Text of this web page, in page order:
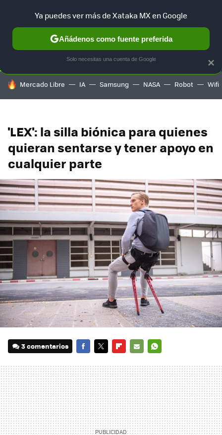
SELECCIÓN GAMING HOME AUTO TERRITORIO
HOY SE HABLA DE
Mercado Libre IA Samsung NASA Robot Wifi
'LEX': la silla biónica para quienes
quieran sentarse y tener apoyo en
cualquier parte
3 comentarios
MAIL
×
Ya puedes ver más de Xataka MX en Google
Añádenos como fuente preferida
Solo necesitas una cuenta de Google